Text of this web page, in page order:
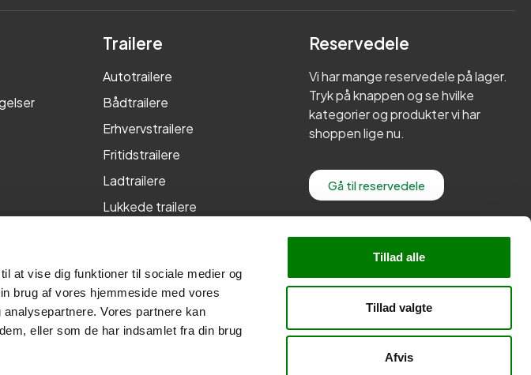
at vise dig funktioner til sociale medier og
brug af vores hjemmeside med vores
Vores partnere kan
eller som de har indsamlet fra din brug
Tillad alle
Tillad valgte
Afvis
Trailere
Autotrailere
Bådtrailere
Erhvervstrailere
Fritidstrailere
Ladtrailere
Lukkede trailere
Reservedele
Vi har mange reservedele på lager.
Tryk på knappen og se hvilke
kategorier og produkter vi har
shoppen lige nu.
Gå til reservedele